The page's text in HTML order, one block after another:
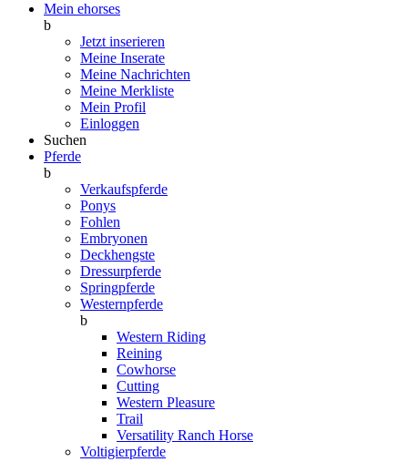
Mein ehorses
b
Jetzt inserieren
Meine Inserate
Meine Nachrichten
Meine Merkliste
Mein Profil
Einloggen
Suchen
Pferde
b
Verkaufspferde
Ponys
Fohlen
Embryonen
Deckhengste
Dressurpferde
Springpferde
Westernpferde
b
Western Riding
Reining
Cowhorse
Cutting
Western Pleasure
Trail
Versatility Ranch Horse
Voltigierpferde